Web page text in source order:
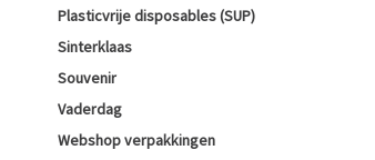
Plasticvrije disposables (SUP)
Sinterklaas
Souvenir
Vaderdag
Webshop verpakkingen